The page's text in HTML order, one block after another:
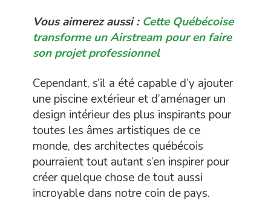
Vous aimerez aussi : Cette Québécoise
transforme un Airstream pour en faire
son projet professionnel
Cependant, s’il a été capable d’y ajouter
une piscine extérieur et d’aménager un
design intérieur des plus inspirants pour
toutes les âmes artistiques de ce
monde, des architectes québécois
pourraient tout autant s’en inspirer pour
créer quelque chose de tout aussi
incroyable dans notre coin de pays.